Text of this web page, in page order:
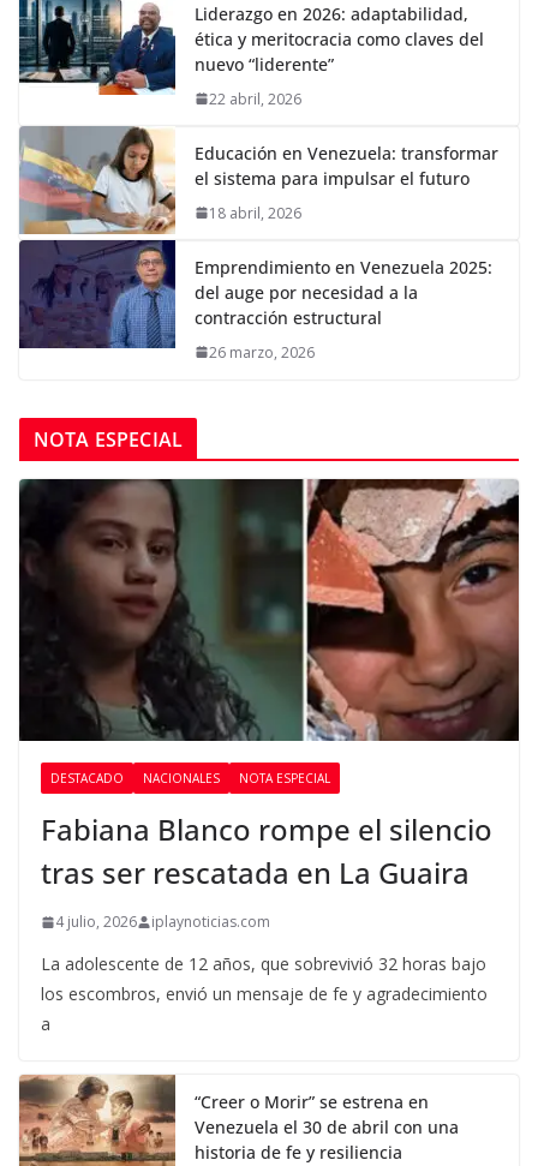
Liderazgo en 2026: adaptabilidad,
ética y meritocracia como claves del
nuevo “liderente”
22 abril, 2026
Educación en Venezuela: transformar
el sistema para impulsar el futuro
18 abril, 2026
Emprendimiento en Venezuela 2025:
del auge por necesidad a la
contracción estructural
26 marzo, 2026
NOTA ESPECIAL
DESTACADO NACIONALES NOTA ESPECIAL
Fabiana Blanco rompe el silencio
tras ser rescatada en La Guaira
4 julio, 2026 iplaynoticias.com
La adolescente de 12 años, que sobrevivió 32 horas bajo
los escombros, envió un mensaje de fe y agradecimiento
a
“Creer o Morir” se estrena en
Venezuela el 30 de abril con una
historia de fe y resiliencia